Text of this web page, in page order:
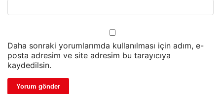
Daha sonraki yorumlarımda kullanılması için adım, e-
posta adresim ve site adresim bu tarayıcıya
kaydedilsin.